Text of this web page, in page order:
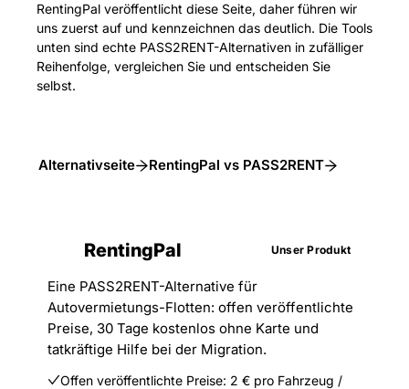
RentingPal veröffentlicht diese Seite, daher führen wir
uns zuerst auf und kennzeichnen das deutlich. Die Tools
unten sind echte PASS2RENT-Alternativen in zufälliger
Reihenfolge, vergleichen Sie und entscheiden Sie
selbst.
Alternativseite RentingPal vs PASS2RENT
RentingPal Unser Produkt
Eine PASS2RENT-Alternative für
Autovermietungs-Flotten: offen veröffentlichte
Preise, 30 Tage kostenlos ohne Karte und
tatkräftige Hilfe bei der Migration.
Offen veröffentlichte Preise: 2 € pro Fahrzeug /